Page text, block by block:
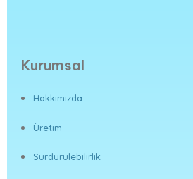
Kurumsal
Hakkımızda
Üretim
Sürdürülebilirlik